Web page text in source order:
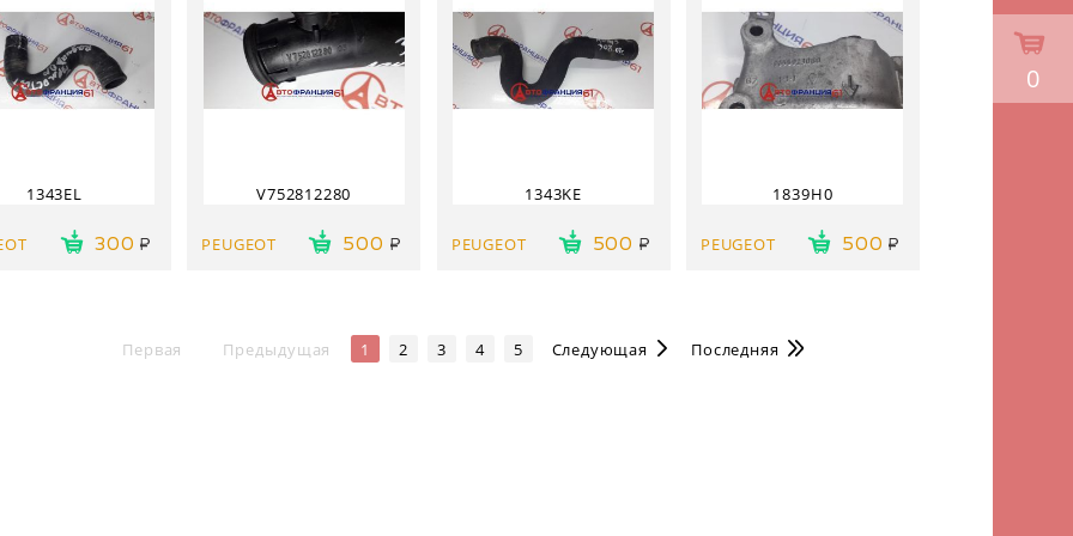
1343EL
300
V752812280
PEUGEOT 500
1343KE
PEUGEOT 500
1839H0
PEUGEOT 500
Первая Предыдущая 1 2 3 4 5 Следующая Последняя
0